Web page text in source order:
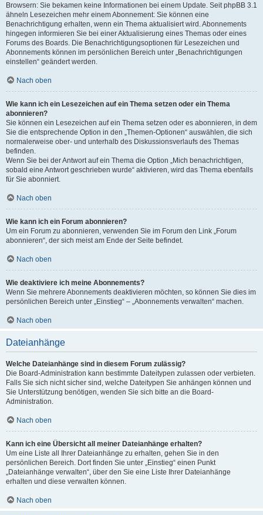
Browsern: Sie bekamen keine Informationen bei einem Update. Seit phpBB 3.1
ähneln Lesezeichen mehr einem Abonnement: Sie können eine
Benachrichtigung erhalten, wenn ein Thema aktualisiert wird. Abonnements
hingegen informieren Sie bei einer Aktualisierung eines Themas oder eines
Forums des Boards. Die Benachrichtigungsoptionen für Lesezeichen und
Abonnements können im persönlichen Bereich unter „Benachrichtigungen
einstellen“ geändert werden.
Nach oben
Wie kann ich ein Lesezeichen auf ein Thema setzen oder ein Thema
abonnieren?
Sie können ein Lesezeichen auf ein Thema setzen oder es abonnieren, in dem
Sie die entsprechende Option in den „Themen-Optionen“ auswählen, die sich
normalerweise ober- und unterhalb des Diskussionsverlaufs des Themas
befinden.
Wenn Sie bei der Antwort auf ein Thema die Option „Mich benachrichtigen,
sobald eine Antwort geschrieben wurde“ aktivieren, wird das Thema ebenfalls
für Sie abonniert.
Nach oben
Wie kann ich ein Forum abonnieren?
Um ein Forum zu abonnieren, verwenden Sie im Forum den Link „Forum
abonnieren“, der sich meist am Ende der Seite befindet.
Nach oben
Wie deaktiviere ich meine Abonnements?
Wenn Sie mehrere Abonnements deaktivieren möchten, so können Sie dies im
persönlichen Bereich unter „Einstieg“ – „Abonnements verwalten“ machen.
Nach oben
Dateianhänge
Welche Dateianhänge sind in diesem Forum zulässig?
Die Board-Administration kann bestimmte Dateitypen zulassen oder verbieten.
Falls Sie sich nicht sicher sind, welche Dateitypen Sie anhängen können und
Sie Unterstützung benötigen, wenden Sie sich bitte an die Board-
Administration.
Nach oben
Kann ich eine Übersicht all meiner Dateianhänge erhalten?
Um eine Liste all Ihrer Dateianhänge zu erhalten, gehen Sie in den
persönlichen Bereich. Dort finden Sie unter „Einstieg“ einen Punkt
„Dateianhänge verwalten“, über den Sie eine Liste Ihrer Dateianhänge
erhalten und diese verwalten können.
Nach oben